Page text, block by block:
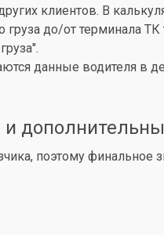
клиентов. В
груза до/от терминала
данные водителя в
поэтому